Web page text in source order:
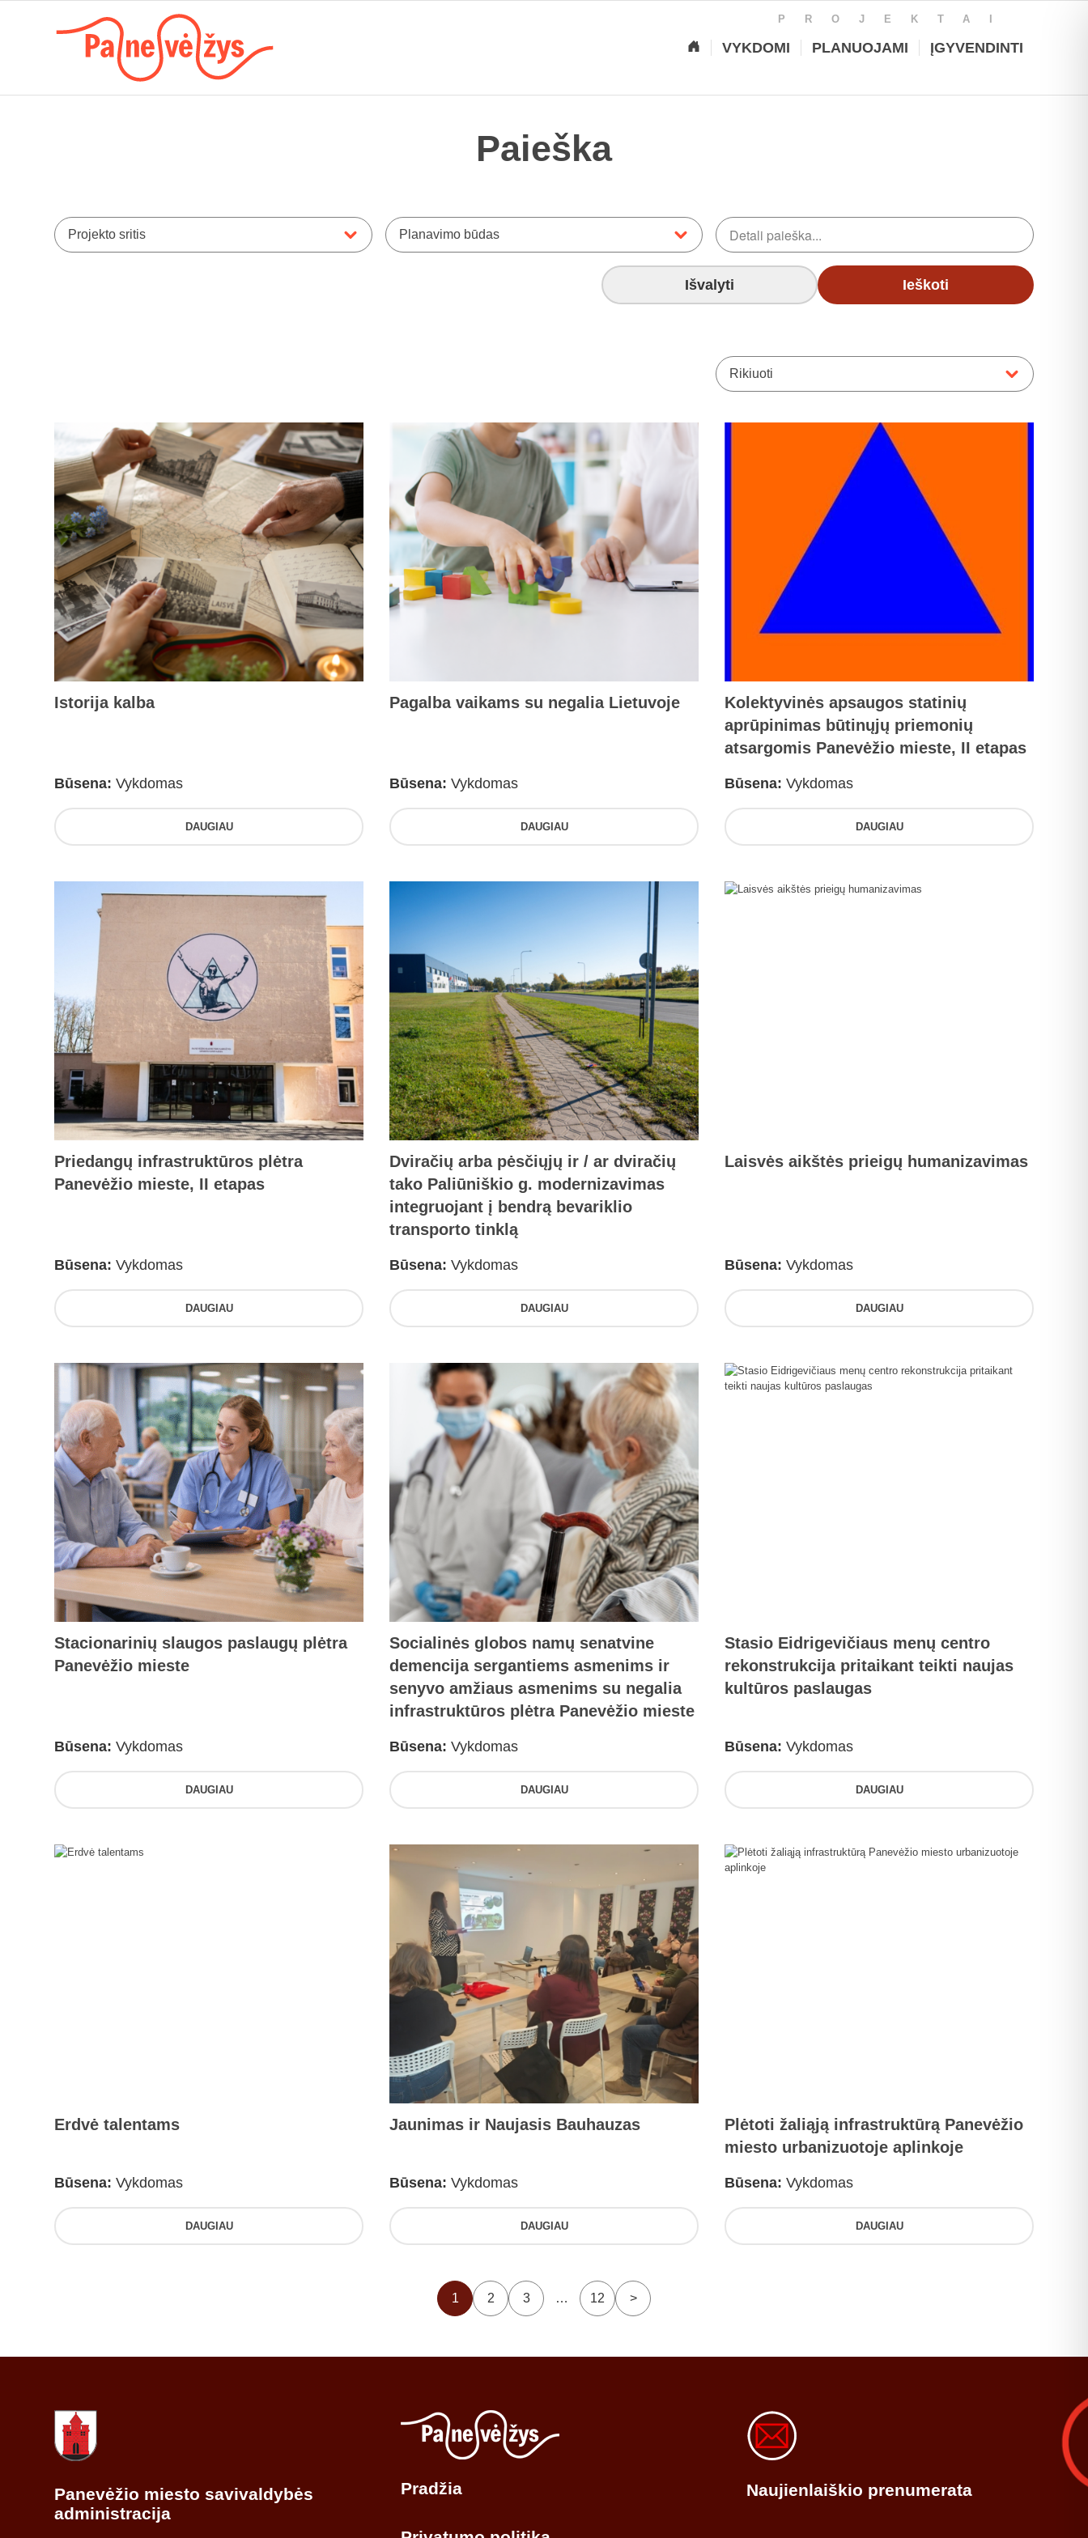
PROJEKTAI
VYKDOMI PLANUOJAMI ĮGYVENDINTI
Paieška
Projekto sritis Planavimo būdas
Išvalyti Ieškoti
Rikiuoti
Istorija kalba
Būsena: Vykdomas
DAUGIAU
Pagalba vaikams su negalia Lietuvoje
Būsena: Vykdomas
DAUGIAU
Kolektyvinės apsaugos statinių
aprūpinimas būtinųjų priemonių
atsargomis Panevėžio mieste, II etapas
Būsena: Vykdomas
DAUGIAU
Priedangų infrastruktūros plėtra
Panevėžio mieste, II etapas
Būsena: Vykdomas
DAUGIAU
Dviračių arba pėsčiųjų ir / ar dviračių
tako Paliūniškio g. modernizavimas
integruojant į bendrą bevariklio
transporto tinklą
Būsena: Vykdomas
DAUGIAU
Laisvės aikštės prieigų humanizavimas
Būsena: Vykdomas
DAUGIAU
Stacionarinių slaugos paslaugų plėtra
Panevėžio mieste
Būsena: Vykdomas
DAUGIAU
Socialinės globos namų senatvine
demencija sergantiems asmenims ir
senyvo amžiaus asmenims su negalia
infrastruktūros plėtra Panevėžio mieste
Būsena: Vykdomas
DAUGIAU
Stasio Eidrigevičiaus menų centro
rekonstrukcija pritaikant teikti naujas
kultūros paslaugas
Būsena: Vykdomas
DAUGIAU
Erdvė talentams
Būsena: Vykdomas
DAUGIAU
Jaunimas ir Naujasis Bauhauzas
Būsena: Vykdomas
DAUGIAU
Plėtoti žaliąją infrastruktūrą Panevėžio
miesto urbanizuotoje aplinkoje
Būsena: Vykdomas
DAUGIAU
1 2 3 … 12 >
Panevėžio miesto savivaldybės
administracija
Pradžia Naujienlaiškio prenumerata